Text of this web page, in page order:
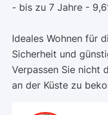
- bis zu 7 Jahre -
Ideales Wohnen für
Sicherheit und
Verpassen Sie nicht
an der Küste zu